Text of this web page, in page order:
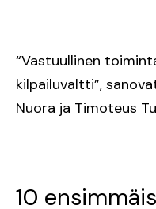
“Vastuullinen
kilpailuvaltti”,
Nuora ja Timoteus
10